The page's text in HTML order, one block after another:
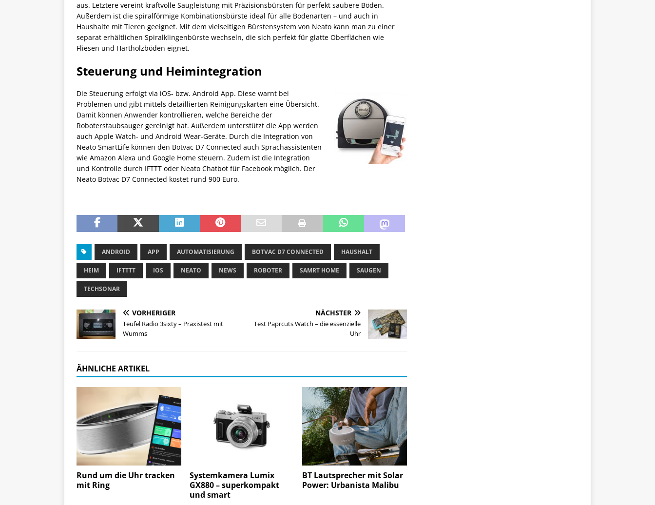
aus. Letztere vereint kraftvolle Saugleistung mit Präzisionsbürsten für perfekt saubere Böden.
Außerdem ist die spiralförmige Kombinationsbürste ideal für alle Bodenarten – und auch in
Haushalte mit Tieren geeignet. Mit dem vielseitigen Bürstensystem von Neato kann man zu einer
separat erhältlichen Spiralklingenbürste wechseln, die sich perfekt für glatte Oberflächen wie
Fliesen und Hartholzböden eignet.
Steuerung und Heimintegration
Die Steuerung erfolgt via iOS- bzw. Android App. Diese warnt bei
Problemen und gibt mittels detaillierten Reinigungskarten eine Übersicht.
Damit können Anwender kontrollieren, welche Bereiche der
Roboterstaubsauger gereinigt hat. Außerdem unterstützt die App werden
auch Apple Watch- und Android Wear-Geräte. Durch die Integration von
Neato SmartLife können den Botvac D7 Connected auch Sprachassistenten
wie Amazon Alexa und Google Home steuern. Zudem ist die Integration
und Kontrolle durch IFTTT oder Neato Chatbot für Facebook möglich. Der
Neato Botvac D7 Connected kostet rund 900 Euro.
ANDROID APP AUTOMATISIERUNG BOTVAC D7 CONNECTED HAUSHALT
HEIM IFTTTT IOS NEATO NEWS ROBOTER SAMRT HOME SAUGEN
TECHSONAR
VORHERIGER
Teufel Radio 3sixty – Praxistest mit
Wumms
NÄCHSTER
Test Paprcuts Watch – die essenzielle
Uhr
ÄHNLICHE ARTIKEL
Rund um die Uhr tracken
mit Ring
Systemkamera Lumix
GX880 – superkompakt
und smart
BT Lautsprecher mit Solar
Power: Urbanista Malibu